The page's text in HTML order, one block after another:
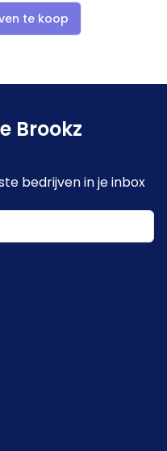
te koop
Brookz
bedrijven in je inbox